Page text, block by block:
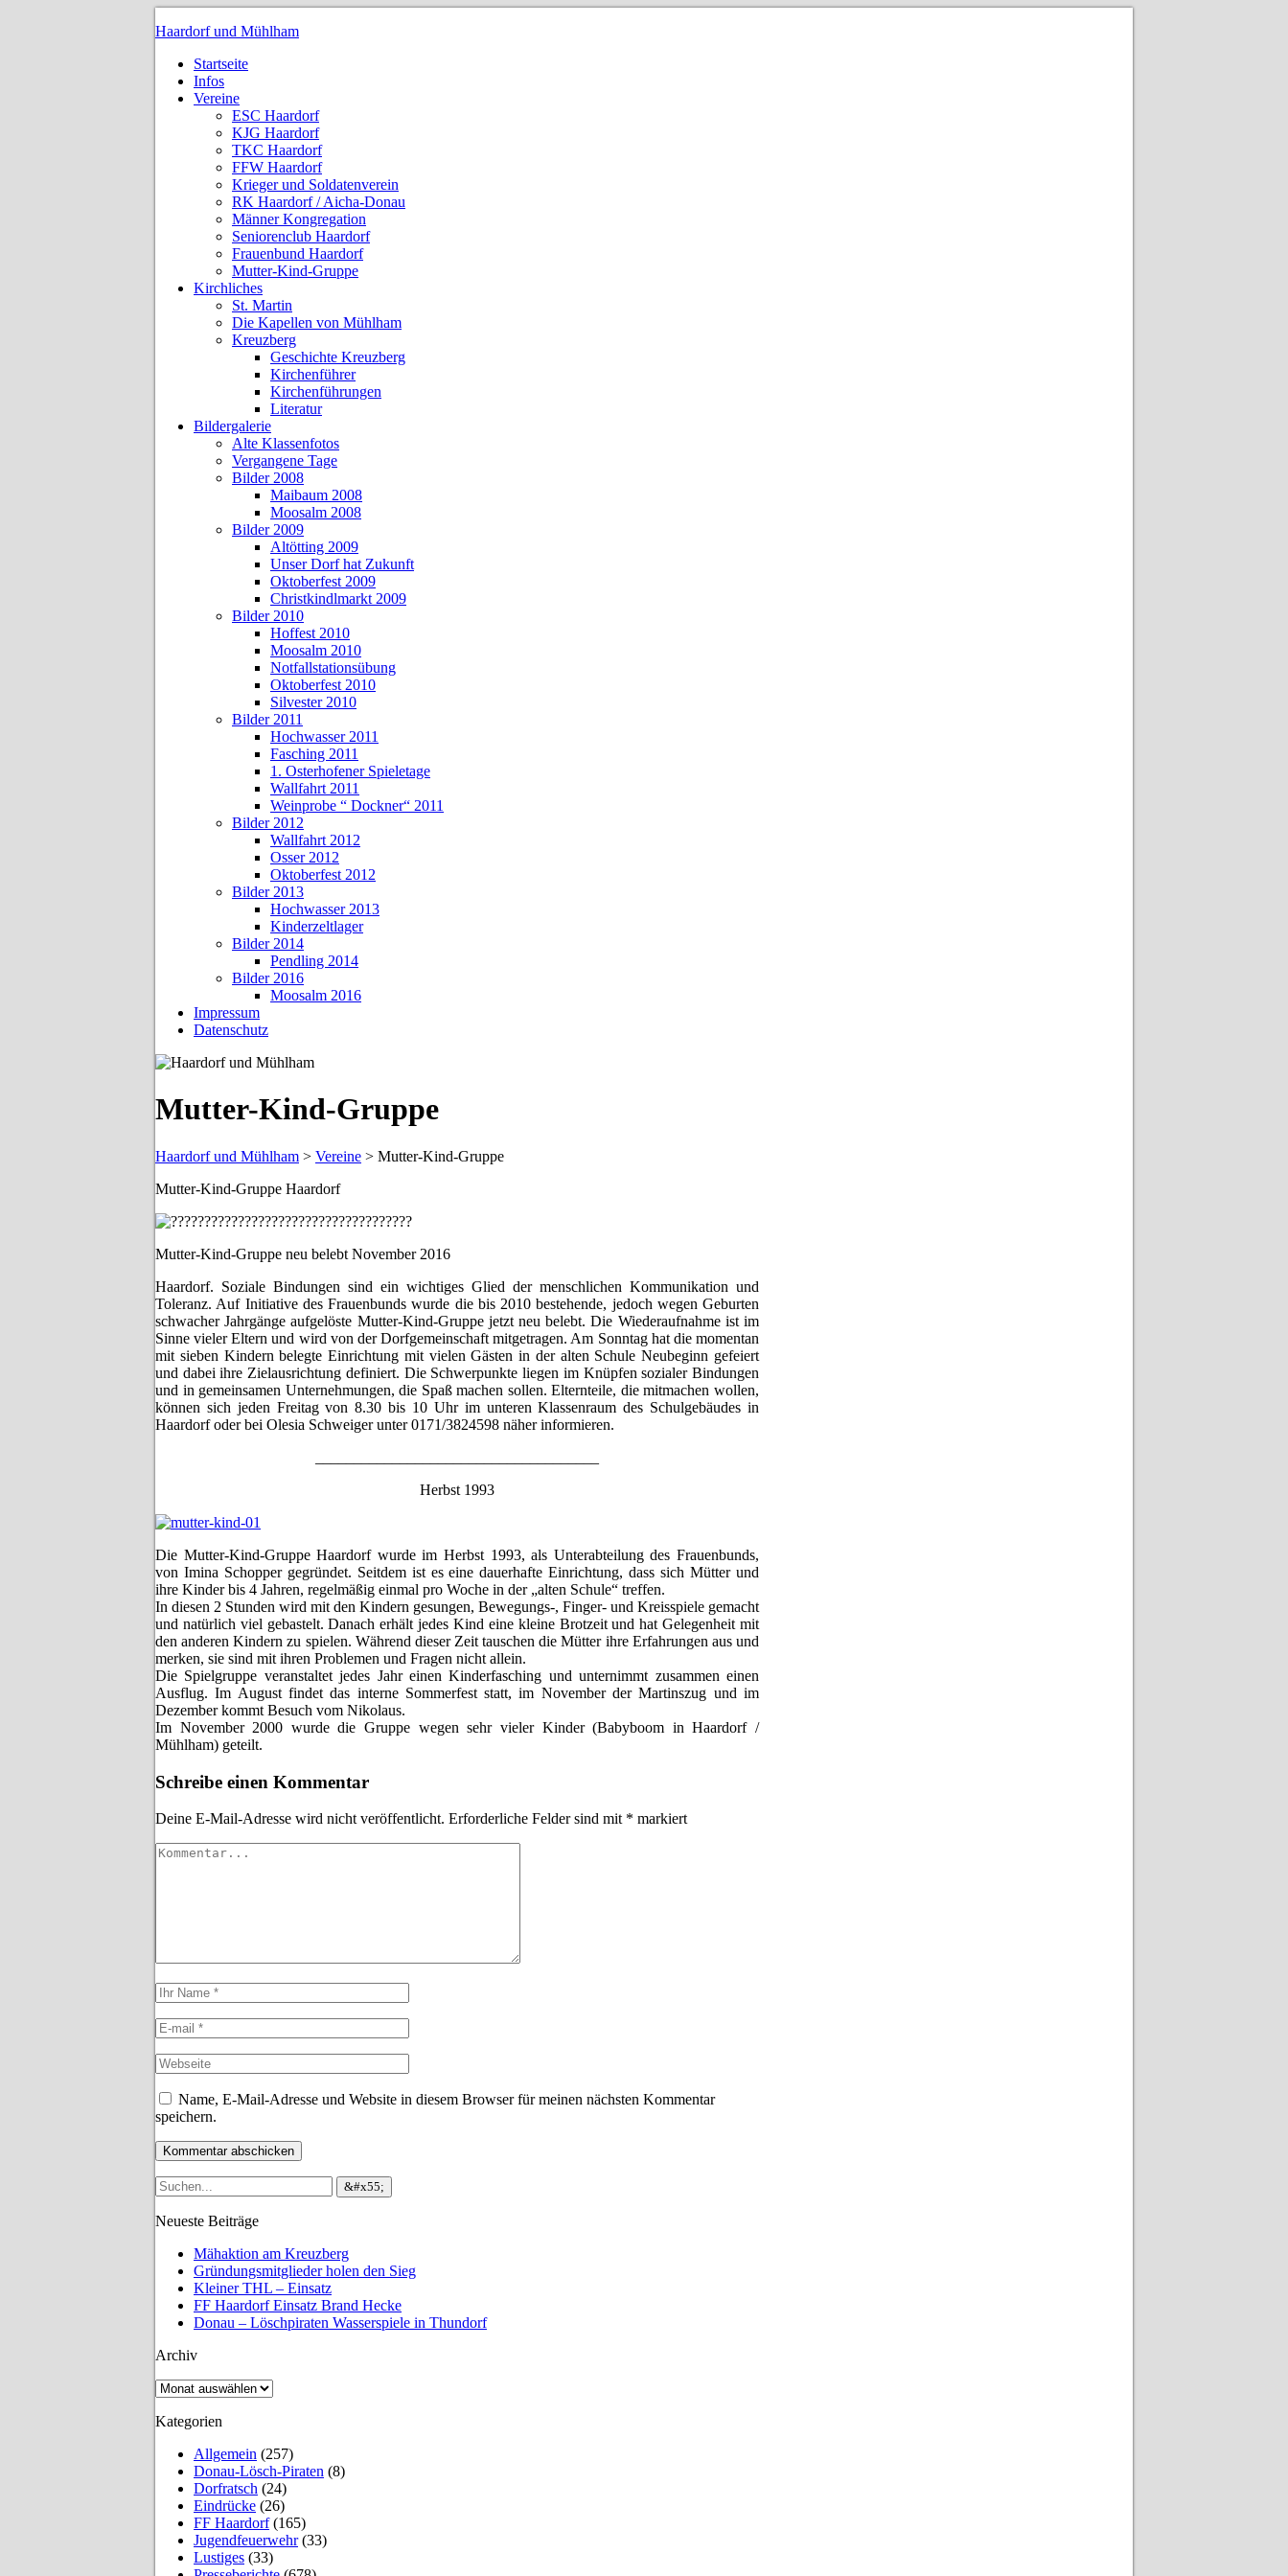
Haardorf und Mühlham
Startseite
Infos
Vereine
ESC Haardorf
KJG Haardorf
TKC Haardorf
FFW Haardorf
Krieger und Soldatenverein
RK Haardorf / Aicha-Donau
Männer Kongregation
Seniorenclub Haardorf
Frauenbund Haardorf
Mutter-Kind-Gruppe
Kirchliches
St. Martin
Die Kapellen von Mühlham
Kreuzberg
Geschichte Kreuzberg
Kirchenführer
Kirchenführungen
Literatur
Bildergalerie
Alte Klassenfotos
Vergangene Tage
Bilder 2008
Maibaum 2008
Moosalm 2008
Bilder 2009
Altötting 2009
Unser Dorf hat Zukunft
Oktoberfest 2009
Christkindlmarkt 2009
Bilder 2010
Hoffest 2010
Moosalm 2010
Notfallstationsübung
Oktoberfest 2010
Silvester 2010
Bilder 2011
Hochwasser 2011
Fasching 2011
1. Osterhofener Spieletage
Wallfahrt 2011
Weinprobe “ Dockner“ 2011
Bilder 2012
Wallfahrt 2012
Osser 2012
Oktoberfest 2012
Bilder 2013
Hochwasser 2013
Kinderzeltlager
Bilder 2014
Pendling 2014
Bilder 2016
Moosalm 2016
Impressum
Datenschutz
Mutter-Kind-Gruppe
Haardorf und Mühlham > Vereine > Mutter-Kind-Gruppe
Mutter-Kind-Gruppe Haardorf
Mutter-Kind-Gruppe neu belebt November 2016
Haardorf. Soziale Bindungen sind ein wichtiges Glied der menschlichen Kommunikation und
Toleranz. Auf Initiative des Frauenbunds wurde die bis 2010 bestehende, jedoch wegen Geburten
schwacher Jahrgänge aufgelöste Mutter-Kind-Gruppe jetzt neu belebt. Die Wiederaufnahme ist im
Sinne vieler Eltern und wird von der Dorfgemeinschaft mitgetragen. Am Sonntag hat die momentan
mit sieben Kindern belegte Einrichtung mit vielen Gästen in der alten Schule Neubeginn gefeiert
und dabei ihre Zielausrichtung definiert. Die Schwerpunkte liegen im Knüpfen sozialer Bindungen
und in gemeinsamen Unternehmungen, die Spaß machen sollen. Elternteile, die mitmachen wollen,
können sich jeden Freitag von 8.30 bis 10 Uhr im unteren Klassenraum des Schulgebäudes in
Haardorf oder bei Olesia Schweiger unter 0171/3824598 näher informieren.
Herbst 1993
Die Mutter-Kind-Gruppe Haardorf wurde im Herbst 1993, als Unterabteilung des Frauenbunds,
von Imina Schopper gegründet. Seitdem ist es eine dauerhafte Einrichtung, dass sich Mütter und
ihre Kinder bis 4 Jahren, regelmäßig einmal pro Woche in der „alten Schule“ treffen.
In diesen 2 Stunden wird mit den Kindern gesungen, Bewegungs-, Finger- und Kreisspiele gemacht
und natürlich viel gebastelt. Danach erhält jedes Kind eine kleine Brotzeit und hat Gelegenheit mit
den anderen Kindern zu spielen. Während dieser Zeit tauschen die Mütter ihre Erfahrungen aus und
merken, sie sind mit ihren Problemen und Fragen nicht allein.
Die Spielgruppe veranstaltet jedes Jahr einen Kinderfasching und unternimmt zusammen einen
Ausflug. Im August findet das interne Sommerfest statt, im November der Martinszug und im
Dezember kommt Besuch vom Nikolaus.
Im November 2000 wurde die Gruppe wegen sehr vieler Kinder (Babyboom in Haardorf /
Mühlham) geteilt.
Schreibe einen Kommentar
Deine E-Mail-Adresse wird nicht veröffentlicht. Erforderliche Felder sind mit * markiert
Name, E-Mail-Adresse und Website in diesem Browser für meinen nächsten Kommentar
speichern.
Neueste Beiträge
Mähaktion am Kreuzberg
Gründungsmitglieder holen den Sieg
Kleiner THL – Einsatz
FF Haardorf Einsatz Brand Hecke
Donau – Löschpiraten Wasserspiele in Thundorf
Archiv
Archiv
Kategorien
Allgemein (257)
Donau-Lösch-Piraten (8)
Dorfratsch (24)
Eindrücke (26)
FF Haardorf(165)
Jugendfeuerwehr(33)
Lustiges (33)